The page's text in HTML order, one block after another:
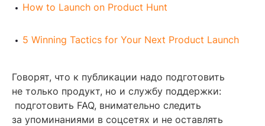
How to Launch on Product Hunt
5 Winning Tactics for Your Next Product Launch
Говорят, что к публикации надо подготовить
не только продукт, но и службу поддержки:
подготовить FAQ, внимательно следить
за упоминаниями в соцсетях и не оставлять